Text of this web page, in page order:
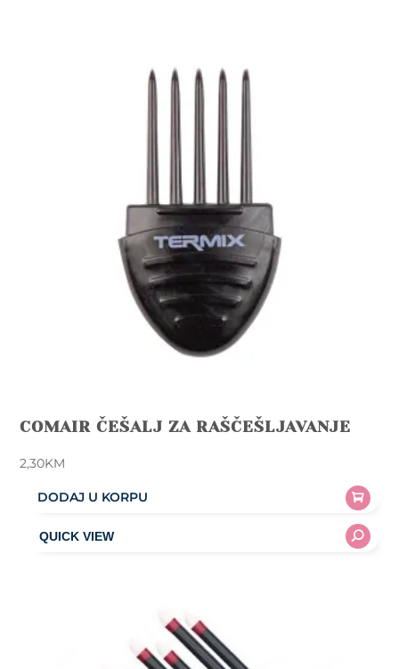
COMAIR ČEŠALJ ZA RAŠČEŠLJAVANJE
2,30KM
DODAJ U KORPU